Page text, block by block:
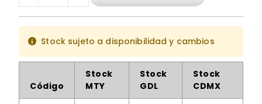
Stock sujeto a disponibilidad y cambios
Código
Stock
MTY
Stock
GDL
Stock
CDMX